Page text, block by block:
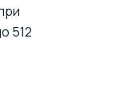
512